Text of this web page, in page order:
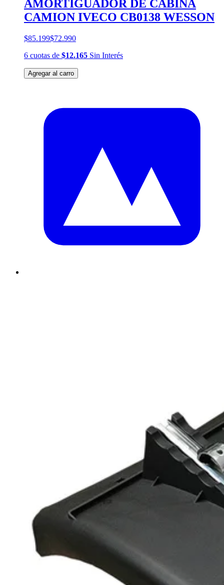
AMORTIGUADOR DE CABINA
CAMION IVECO CB0138 WESSON
$85.199$72.990
6 cuotas de $12.165 Sin Interés
Agregar al carro